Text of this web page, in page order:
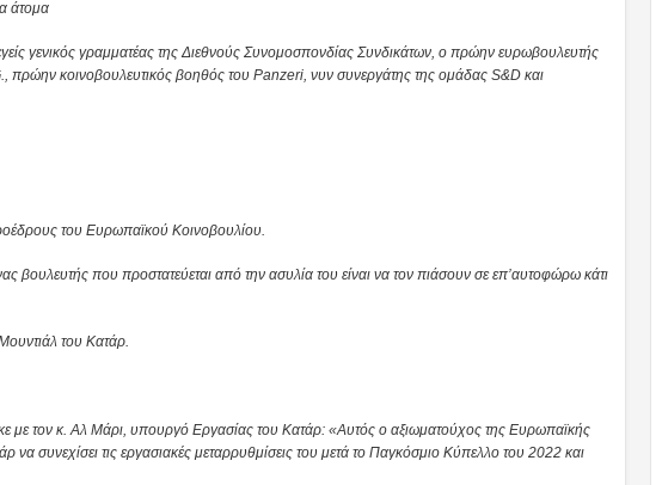
άτομα
γενικός γραμματέας της Διεθνούς Συνομοσπονδίας Συνδικάτων, ο πρώην ευρωβουλευτής
πρώην κοινοβουλευτικός βοηθός του Panzeri, νυν συνεργάτης της ομάδας S&D και
του Ευρωπαϊκού Κοινοβουλίου.
βουλευτής που προστατεύεται από την ασυλία του είναι να τον πιάσουν σε επ’αυτοφώρω κάτι
του Κατάρ.
με τον κ. Αλ Μάρι, υπουργό Εργασίας του Κατάρ: «Αυτός ο αξιωματούχος της Ευρωπαϊκής
να συνεχίσει τις εργασιακές μεταρρυθμίσεις του μετά το Παγκόσμιο Κύπελλο του 2022 και